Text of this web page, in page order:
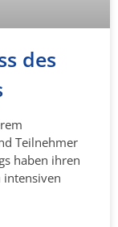
des
Teilnehmer
haben ihren
intensiven